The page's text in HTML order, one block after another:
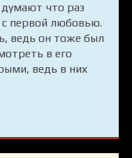
думают что раз
с первой любовью.
ведь он тоже был
в его
ведь в них